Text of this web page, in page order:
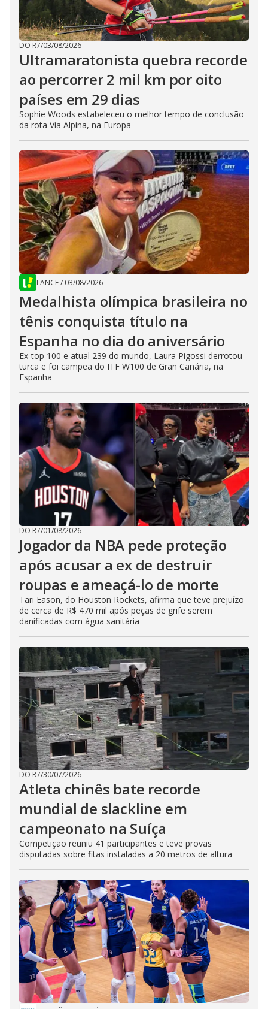
DO R7/03/08/2026
Ultramaratonista quebra recorde
ao percorrer 2 mil km por oito
países em 29 dias
Sophie Woods estabeleceu o melhor tempo de conclusão
da rota Via Alpina, na Europa
LANCE/ 03/08/2026
Medalhista olímpica brasileira no
tênis conquista título na
Espanha no dia do aniversário
Ex-top 100 e atual 239 do mundo, Laura Pigossi derrotou
turca e foi campeã do ITF W100 de Gran Canária, na
Espanha
DO R7/01/08/2026
Jogador da NBA pede proteção
após acusar a ex de destruir
roupas e ameaçá-lo de morte
Tari Eason, do Houston Rockets, afirma que teve prejuízo
de cerca de R$ 470 mil após peças de grife serem
danificadas com água sanitária
DO R7/30/07/2026
Atleta chinês bate recorde
mundial de slackline em
campeonato na Suíça
Competição reuniu 41 participantes e teve provas
disputadas sobre fitas instaladas a 20 metros de altura